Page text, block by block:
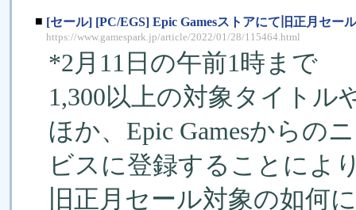
■ [セール] [PC/EGS] Epic Gamesストアにて旧正月セー
https://www.gamespark.jp/article/2022/01/28/115464.html
*2月11日の午前1時まで
1,300以上の対象タイトル
ほか、Epic Gamesからの
ビスに登録することによ
旧正月セール対象の如何